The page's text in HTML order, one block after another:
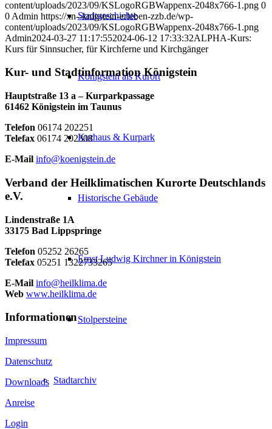
Stadtgeschichte
Königstein als Kurort
Kurhaus & Kurpark
Historische Gebäude
Ernst Ludwig Kirchner in Königstein
Stolpersteine
Stadtarchiv
content/uploads/2023/09/KSLogoRGBWappenx-2048x766-1.png 0
0 Admin https://xn--knigstein-erleben-zzb.de/wp-
content/uploads/2023/09/KSLogoRGBWappenx-2048x766-1.png
Admin2024-03-27 11:17:552024-06-12 17:33:32ALPHA-Kurs:
Kurs für Sinnsucher, für Kirchferne und Kirchgänger
Kur- und Stadtinformation Königstein
Hauptstraße 13 a – Kurparkpassage
61462 Königstein im Taunus
Telefon 06174 202251
Telefax 06174 202308
E-Mail info@koenigstein.de
Verband der Heilklimatischen Kurorte Deutschlands
e.V.
Lindenstraße 1A
33175 Bad Lippspringe
Telefon 05252 26265
Telefax 05251 1322733265
E-Mail info@heilklima.de
Web www.heilklima.de
Informationen
Impressum
Datenschutz
Downloads
Anreise
Login